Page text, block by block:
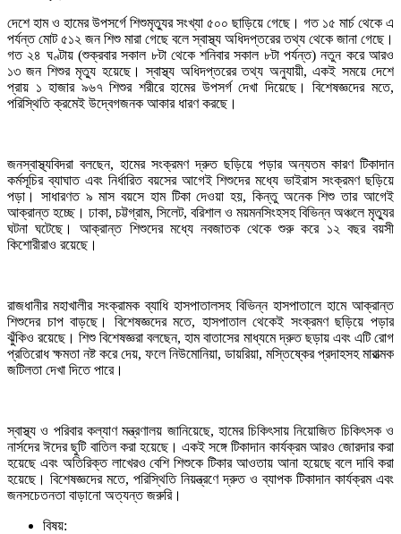
দেশে হাম ও হামের উপসর্গে শিশুমৃত্যুর সংখ্যা ৫০০ ছাড়িয়ে গেছে। গত ১৫ মার্চ থেকে এ
পর্যন্ত মোট ৫১২ জন শিশু মারা গেছে বলে স্বাস্থ্য অধিদপ্তরের তথ্য থেকে জানা গেছে।
গত ২৪ ঘণ্টায় (শুক্রবার সকাল ৮টা থেকে শনিবার সকাল ৮টা পর্যন্ত) নতুন করে আরও
১৩ জন শিশুর মৃত্যু হয়েছে। স্বাস্থ্য অধিদপ্তরের তথ্য অনুযায়ী, একই সময়ে দেশে
প্রায় ১ হাজার ৯৬৭ শিশুর শরীরে হামের উপসর্গ দেখা দিয়েছে। বিশেষজ্ঞদের মতে,
পরিস্থিতি ক্রমেই উদ্বেগজনক আকার ধারণ করছে।
জনস্বাস্থ্যবিদরা বলছেন, হামের সংক্রমণ দ্রুত ছড়িয়ে পড়ার অন্যতম কারণ টিকাদান
কর্মসূচির ব্যাঘাত এবং নির্ধারিত বয়সের আগেই শিশুদের মধ্যে ভাইরাস সংক্রমণ ছড়িয়ে
পড়া। সাধারণত ৯ মাস বয়সে হাম টিকা দেওয়া হয়, কিন্তু অনেক শিশু তার আগেই
আক্রান্ত হচ্ছে। ঢাকা, চট্টগ্রাম, সিলেট, বরিশাল ও ময়মনসিংহসহ বিভিন্ন অঞ্চলে মৃত্যুর
ঘটনা ঘটেছে। আক্রান্ত শিশুদের মধ্যে নবজাতক থেকে শুরু করে ১২ বছর বয়সী
কিশোরীরাও রয়েছে।
রাজধানীর মহাখালীর সংক্রামক ব্যাধি হাসপাতালসহ বিভিন্ন হাসপাতালে হামে আক্রান্ত
শিশুদের চাপ বাড়ছে। বিশেষজ্ঞদের মতে, হাসপাতাল থেকেই সংক্রমণ ছড়িয়ে পড়ার
ঝুঁকিও রয়েছে। শিশু বিশেষজ্ঞরা বলছেন, হাম বাতাসের মাধ্যমে দ্রুত ছড়ায় এবং এটি রোগ
প্রতিরোধ ক্ষমতা নষ্ট করে দেয়, ফলে নিউমোনিয়া, ডায়রিয়া, মস্তিষ্কের প্রদাহসহ মারাত্মক
জটিলতা দেখা দিতে পারে।
স্বাস্থ্য ও পরিবার কল্যাণ মন্ত্রণালয় জানিয়েছে, হামের চিকিৎসায় নিয়োজিত চিকিৎসক ও
নার্সদের ঈদের ছুটি বাতিল করা হয়েছে। একই সঙ্গে টিকাদান কার্যক্রম আরও জোরদার করা
হয়েছে এবং অতিরিক্ত লাখেরও বেশি শিশুকে টিকার আওতায় আনা হয়েছে বলে দাবি করা
হয়েছে। বিশেষজ্ঞদের মতে, পরিস্থিতি নিয়ন্ত্রণে দ্রুত ও ব্যাপক টিকাদান কার্যক্রম এবং
জনসচেতনতা বাড়ানো অত্যন্ত জরুরি।
বিষয়: